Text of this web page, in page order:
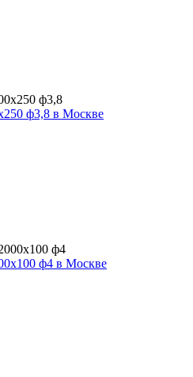
ф3,8 в Москве
ф4 в Москве